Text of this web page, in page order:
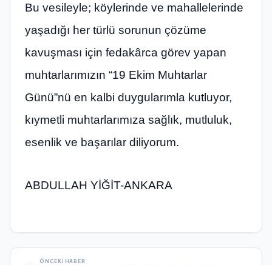
Bu vesileyle; köylerinde ve mahallelerinde
yaşadığı her türlü sorunun çözüme
kavuşması için fedakârca görev yapan
muhtarlarımızın “19 Ekim Muhtarlar
Günü”nü en kalbi duygularımla kutluyor,
kıymetli muhtarlarımıza sağlık, mutluluk,
esenlik ve başarılar diliyorum.
ABDULLAH YİĞİT-ANKARA
ÖNCEKI HABER